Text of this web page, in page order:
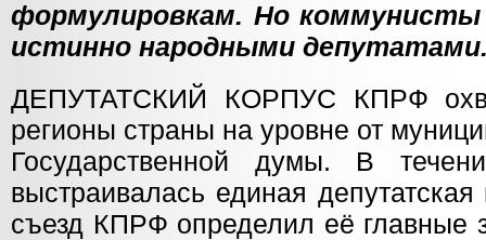
формулировкам. Но
истинно народными
ДЕПУТАТСКИЙ КОРПУС КПРФ
регионы страны на уровне от
Государственной думы. В
выстраивалась единая
съезд КПРФ определил её главные